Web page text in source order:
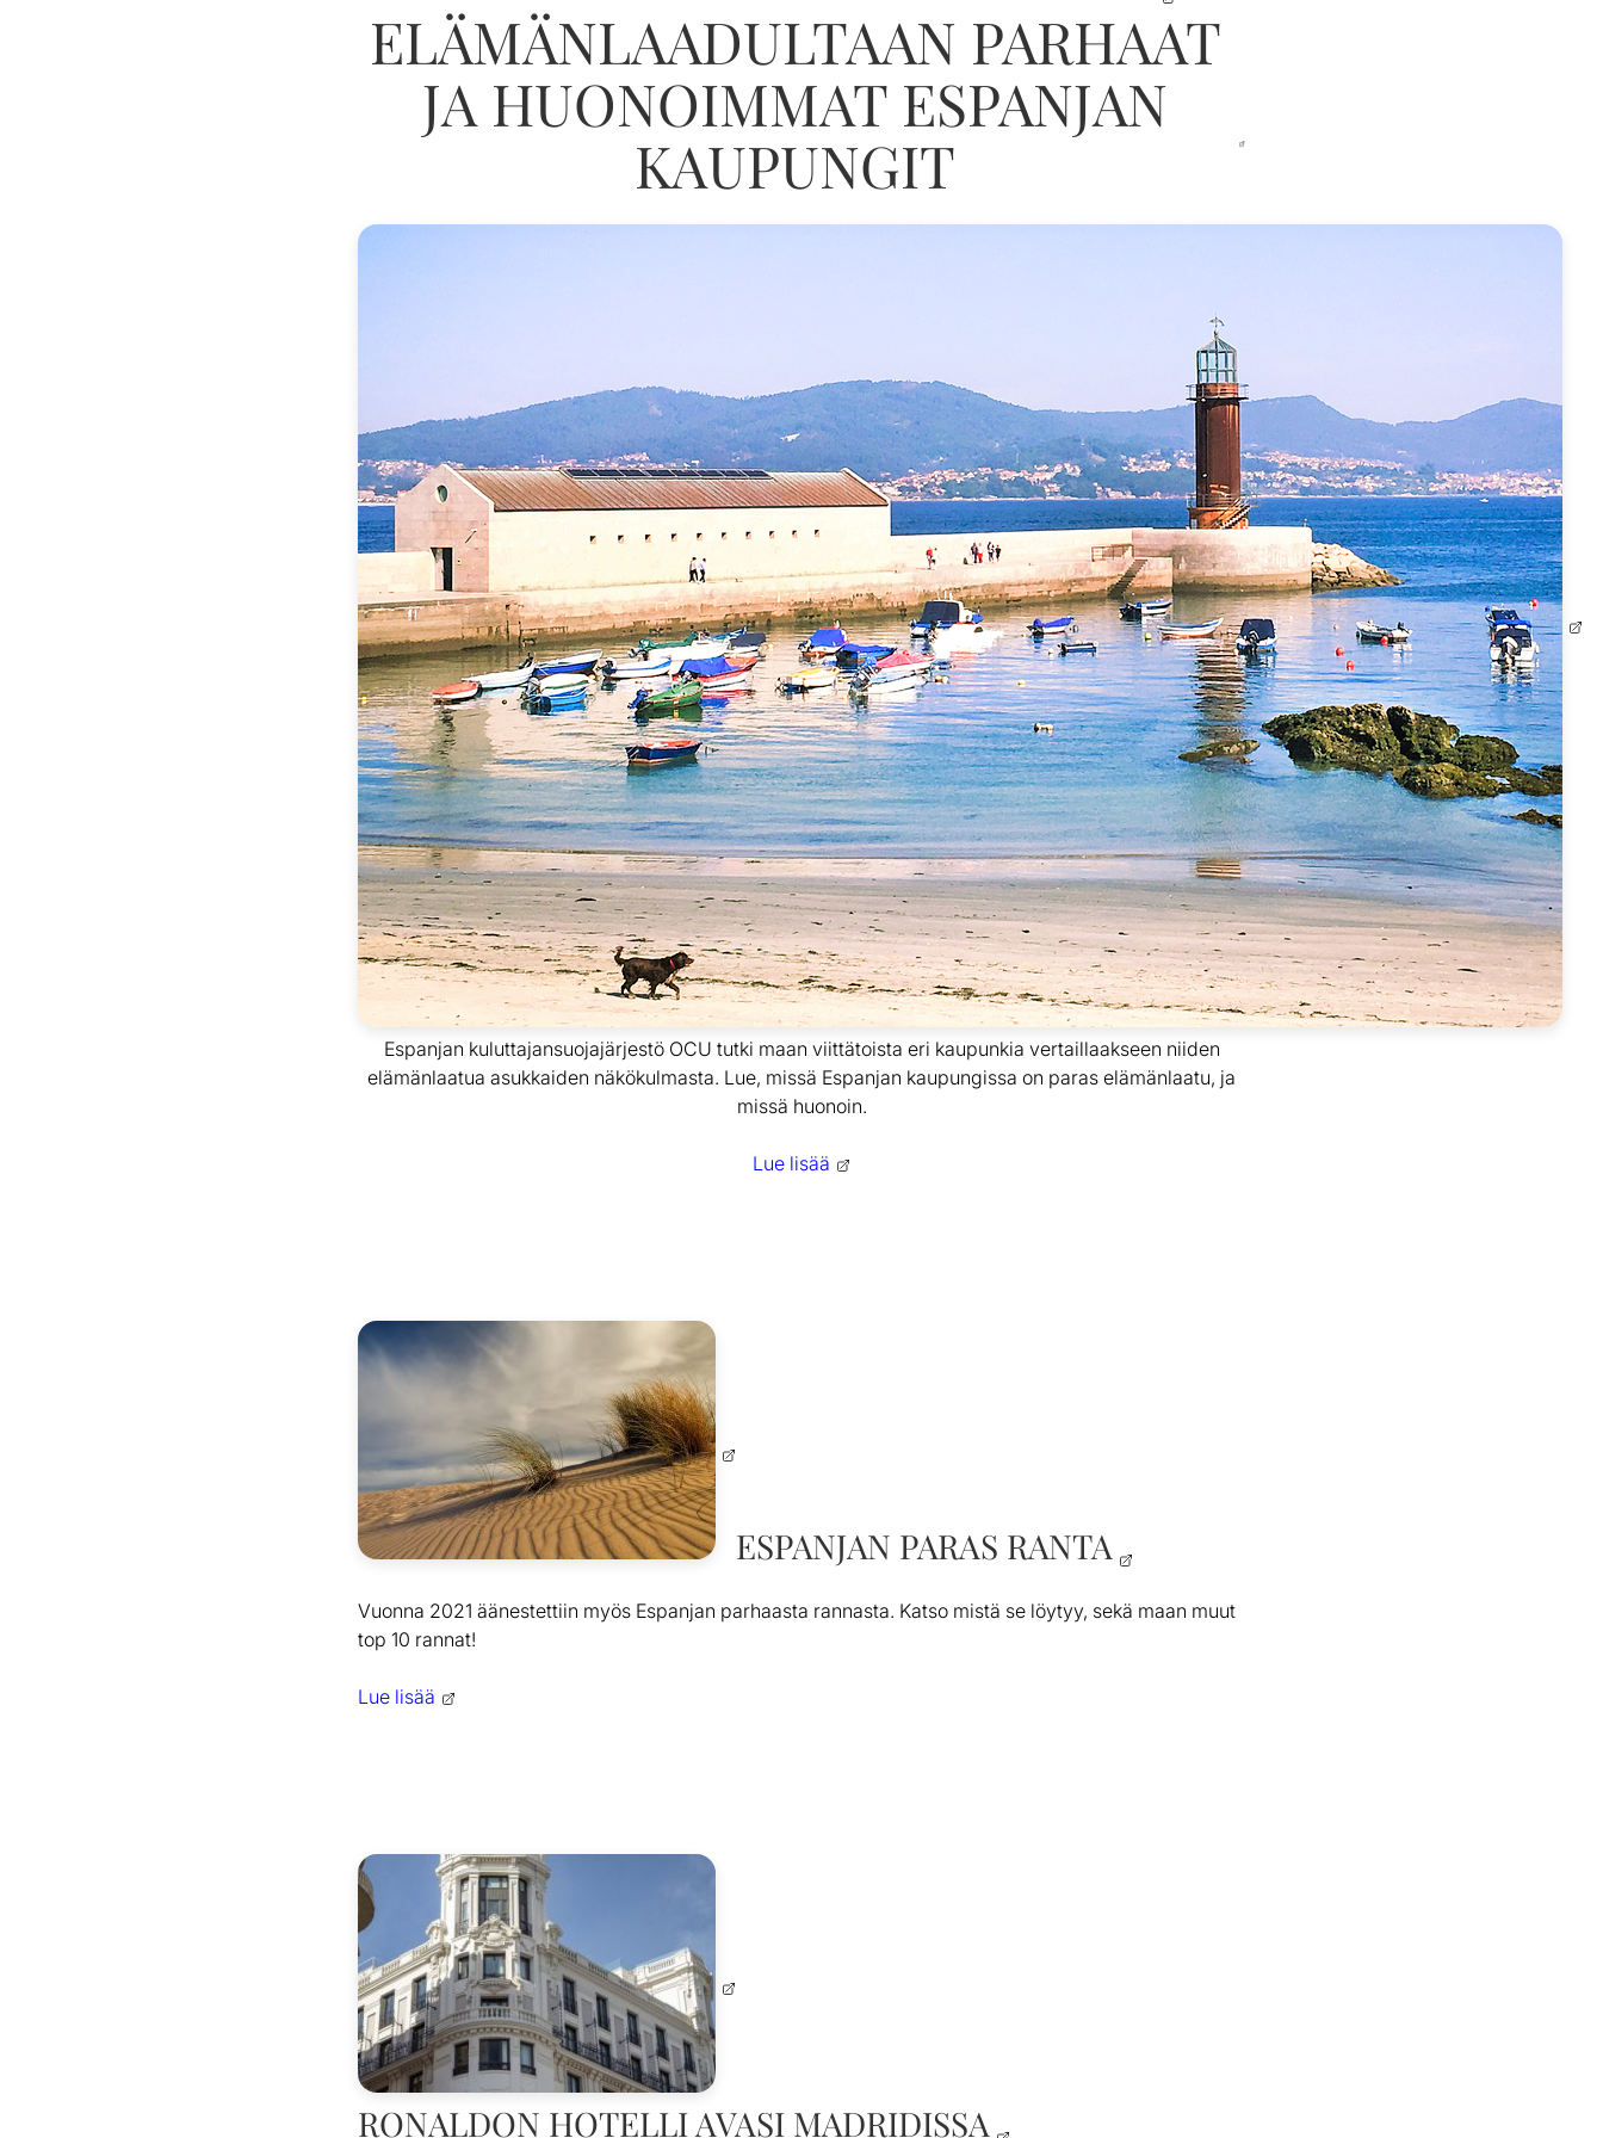
ELÄMÄNLAADULTAAN PARHAAT
JA HUONOIMMAT ESPANJAN
KAUPUNGIT
Espanjan kuluttajansuojajärjestö OCU tutki maan viittätoista eri kaupunkia vertaillaakseen niiden
elämänlaatua asukkaiden näkökulmasta. Lue, missä Espanjan kaupungissa on paras elämänlaatu, ja
missä huonoin.
Lue lisää
ESPANJAN PARAS RANTA
Vuonna 2021 äänestettiin myös Espanjan parhaasta rannasta. Katso mistä se löytyy, sekä maan muut
top 10 rannat!
Lue lisää
RONALDON HOTELLI AVASI MADRIDISSA